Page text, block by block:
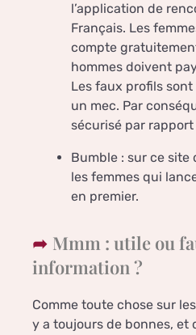
l’application de
Français. Les
compte
hommes doivent
Les faux profils
un mec. Par
sécurisé par
Bumble : sur ce
les femmes qui
en premier.
Mmm : utile ou
information ?
Comme toute chose sur
y a toujours de bonnes, et